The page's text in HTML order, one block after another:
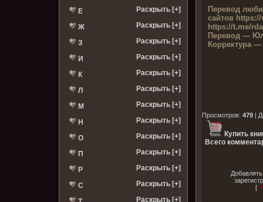
Е Раскрыть [+]
Ж Раскрыть [+]
З Раскрыть [+]
И Раскрыть [+]
К Раскрыть [+]
Л Раскрыть [+]
М Раскрыть [+]
Н Раскрыть [+]
О Раскрыть [+]
П Раскрыть [+]
Р Раскрыть [+]
С Раскрыть [+]
Раскрыть [+]
Перевод
сайтов https://
https://t.me/
Перевод —
Корректура —
Просмотров:479 |
Купить
Всего
[